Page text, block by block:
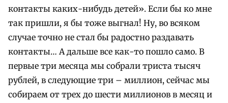
контакты каких-нибудь детей». Если бы ко мне
так пришли, я бы тоже выгнал! Ну, во всяком
случае точно не стал бы радостно раздавать
контакты… А дальше все как-то пошло само. В
первые три месяца мы собрали триста тысяч
рублей, в следующие три – миллион, сейчас мы
собираем от трех до шести миллионов в месяц и